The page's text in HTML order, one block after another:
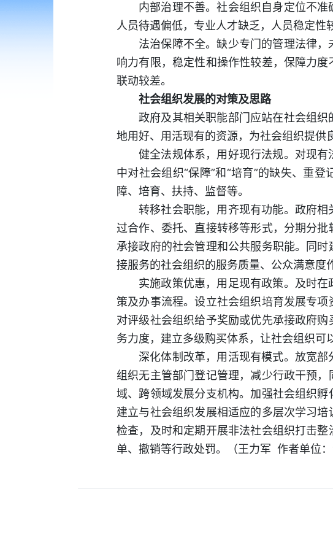
内部治理不善。社会组织自身定位不
人员待遇偏低，专业人才缺乏，人员稳定性
法治保障不全。缺少专门的管理法律
响力有限，稳定性和操作性较差，保障力
联动较差。
社会组织发展的对策及思路
政府及其相关职能部门应站在社会组
地用好、用活现有的资源，为社会组织提供
健全法规体系，用好现行法规。对现
中对社会组织“保障”和“培育”的缺失、重
障、培育、扶持、监督等。
转移社会职能，用齐现有功能。政府
过合作、委托、直接转移等形式，分期分
承接政府的社会管理和公共服务职能。同
接服务的社会组织的服务质量、公众满意度
实施政策优惠，用足现有政策。及时
策及办事流程。设立社会组织培育发展专
对评级社会组织给予奖励或优先承接政府
务力度，建立多级购买体系，让社会组织可
深化体制改革，用活现有模式。放宽
组织无主管部门登记管理，减少行政干预
域、跨领域发展分支机构。加强社会组织
建立与社会组织发展相适应的多层次学习
检查，及时和定期开展非法社会组织打击
单、撤销等行政处罚。（王力军 作者单位